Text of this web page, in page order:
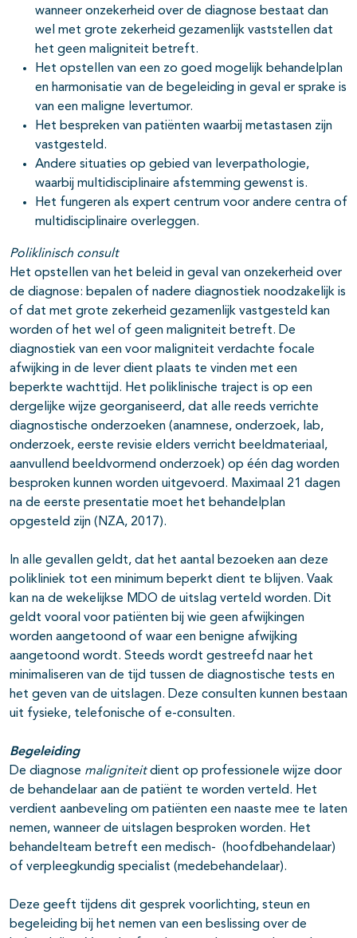
wanneer onzekerheid over de diagnose bestaat dan
wel met grote zekerheid gezamenlijk vaststellen dat
het geen maligniteit betreft.
Het opstellen van een zo goed mogelijk behandelplan
en harmonisatie van de begeleiding in geval er sprake is
van een maligne levertumor.
Het bespreken van patiënten waarbij metastasen zijn
vastgesteld.
Andere situaties op gebied van leverpathologie,
waarbij multidisciplinaire afstemming gewenst is.
Het fungeren als expert centrum voor andere centra of
multidisciplinaire overleggen.
Poliklinisch consult
Het opstellen van het beleid in geval van onzekerheid over
de diagnose: bepalen of nadere diagnostiek noodzakelijk is
of dat met grote zekerheid gezamenlijk vastgesteld kan
worden of het wel of geen maligniteit betreft. De
diagnostiek van een voor maligniteit verdachte focale
afwijking in de lever dient plaats te vinden met een
beperkte wachttijd. Het poliklinische traject is op een
dergelijke wijze georganiseerd, dat alle reeds verrichte
diagnostische onderzoeken (anamnese, onderzoek, lab,
onderzoek, eerste revisie elders verricht beeldmateriaal,
aanvullend beeldvormend onderzoek) op één dag worden
besproken kunnen worden uitgevoerd. Maximaal 21 dagen
na de eerste presentatie moet het behandelplan
opgesteld zijn (NZA, 2017).
In alle gevallen geldt, dat het aantal bezoeken aan deze
polikliniek tot een minimum beperkt dient te blijven. Vaak
kan na de wekelijkse MDO de uitslag verteld worden. Dit
geldt vooral voor patiënten bij wie geen afwijkingen
worden aangetoond of waar een benigne afwijking
aangetoond wordt. Steeds wordt gestreefd naar het
minimaliseren van de tijd tussen de diagnostische tests en
het geven van de uitslagen. Deze consulten kunnen bestaan
uit fysieke, telefonische of e-consulten.
Begeleiding
De diagnose maligniteitdient op professionele wijze door
de behandelaar aan de patiënt te worden verteld. Het
verdient aanbeveling om patiënten een naaste mee te laten
nemen, wanneer de uitslagen besproken worden. Het
behandelteam betreft een medisch- (hoofdbehandelaar)
of verpleegkundig specialist (medebehandelaar).
Deze geeft tijdens dit gesprek voorlichting, steun en
begeleiding bij het nemen van een beslissing over de